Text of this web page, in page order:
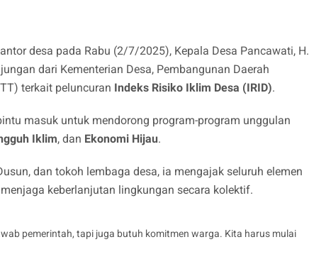
desa pada Rabu (2/7/2025), Kepala Desa Pancawati, H.
dari Kementerian Desa, Pembangunan Daerah
terkait peluncuran Indeks Risiko Iklim Desa (IRID).
masuk untuk mendorong program-program unggulan
Iklim, dan Ekonomi Hijau.
dan tokoh lembaga desa, ia mengajak seluruh elemen
keberlanjutan lingkungan secara kolektif.
pemerintah, tapi juga butuh komitmen warga. Kita harus mulai